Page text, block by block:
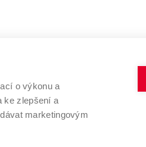
V BRNĚ
o výkonu a
ke zlepšení a
marketingovým